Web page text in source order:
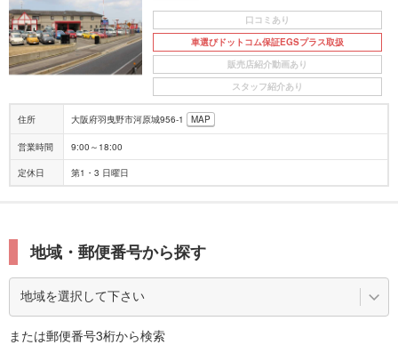
口コミあり
車選びドットコム保証EGSプラス取扱
販売店紹介動画あり
スタッフ紹介あり
住所 大阪府羽曳野市河原城956-1 MAP
営業時間 9:00～18:00
定休日 第1・3 日曜日
地域・郵便番号から探す
または郵便番号3桁から検索